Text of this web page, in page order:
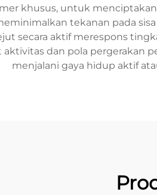
khusus, untuk
tekanan pada
secara aktif merespons
dan pola pergerakan
menjalani gaya hidup aktif